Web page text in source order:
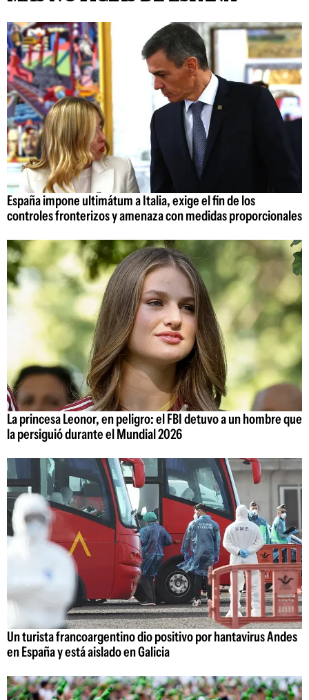
España impone ultimátum a Italia, exige el fin de los
controles fronterizos y amenaza con medidas proporcionales
La princesa Leonor, en peligro: el FBI detuvo a un hombre que
la persiguió durante el Mundial 2026
Un turista francoargentino dio positivo por hantavirus Andes
en España y está aislado en Galicia